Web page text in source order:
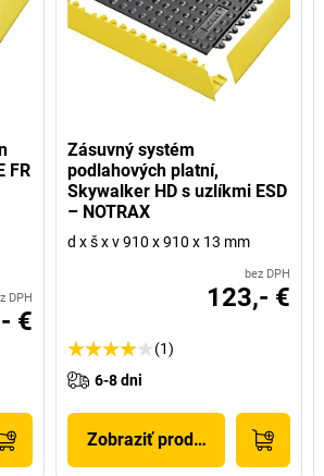
FR
DPH
€
Zásuvný systém
podlahových platní,
Skywalker HD s uzlíkmi ESD
– NOTRAX
d x š x v 910 x 910 x 13 mm
bez DPH
123,- €
(1)
6-8 dni
Zobraziť produkt